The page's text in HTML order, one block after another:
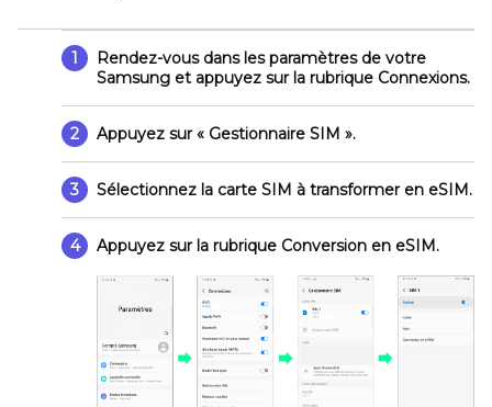
1
Rendez-vous dans les paramètres de votre
Samsung et appuyez sur la rubrique Connexions.
2 Appuyez sur« Gestionnaire SIM ».
3 Sélectionnez la carte SIM à transformer en eSIM.
4 Appuyez sur la rubrique Conversion en eSIM.